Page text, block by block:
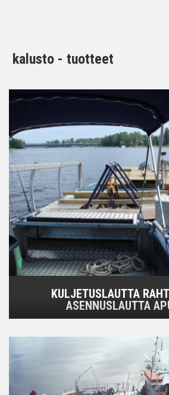
kalusto - tuotteet
KULJETUSLAUTTA
ASENNUSLAUTTA